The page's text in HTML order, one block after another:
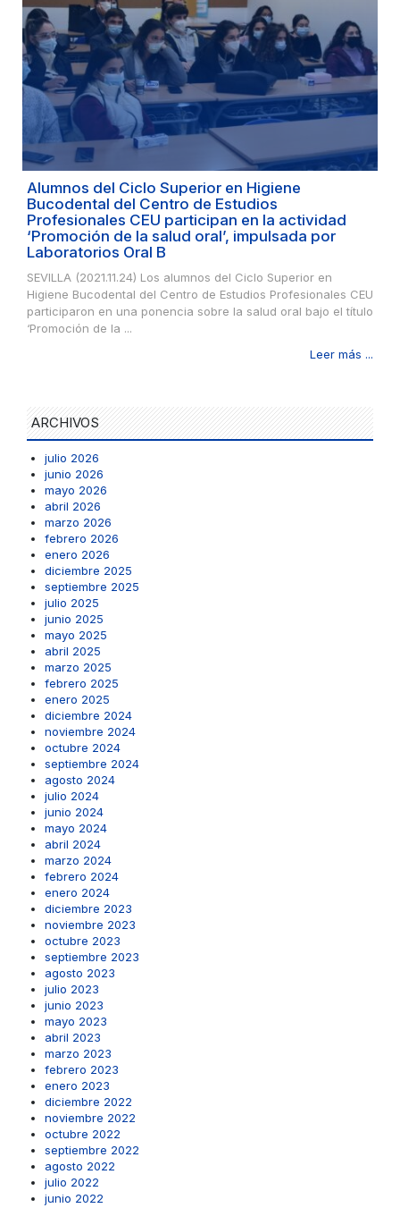
Alumnos del Ciclo Superior en Higiene
Bucodental del Centro de Estudios
Profesionales CEU participan en la actividad
‘Promoción de la salud oral’, impulsada por
Laboratorios Oral B
SEVILLA (2021.11.24) Los alumnos del Ciclo Superior en
Higiene Bucodental del Centro de Estudios Profesionales CEU
participaron en una ponencia sobre la salud oral bajo el título
‘Promoción de la ...
Leer más ...
ARCHIVOS
julio 2026
junio 2026
mayo 2026
abril 2026
marzo 2026
febrero 2026
enero 2026
diciembre 2025
septiembre 2025
julio 2025
junio 2025
mayo 2025
abril 2025
marzo 2025
febrero 2025
enero 2025
diciembre 2024
noviembre 2024
octubre 2024
septiembre 2024
agosto 2024
julio 2024
junio 2024
mayo 2024
abril 2024
marzo 2024
febrero 2024
enero 2024
diciembre 2023
noviembre 2023
octubre 2023
septiembre 2023
agosto 2023
julio 2023
junio 2023
mayo 2023
abril 2023
marzo 2023
febrero 2023
enero 2023
diciembre 2022
noviembre 2022
octubre 2022
septiembre 2022
agosto 2022
julio 2022
junio 2022